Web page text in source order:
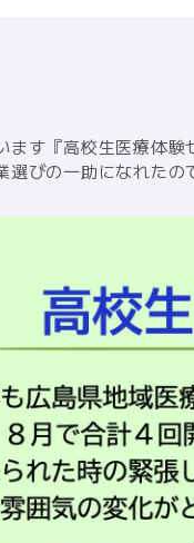
ます『高校生医療体
選びの一助になれたの